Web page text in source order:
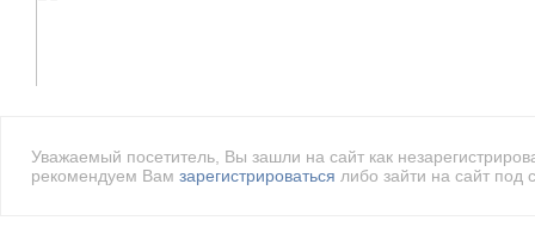
Уважаемый посетитель, Вы зашли на сайт как
рекомендуем Вам зарегистрироваться либо зайти на сайт